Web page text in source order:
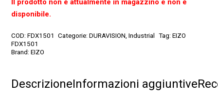
Il prodotto non è attualmente in magazzino e non è
disponibile.
COD: FDX1501 Categorie: DURAVISION Industrial Tag: EIZO
FDX1501
Brand: EIZO
DescrizioneInformazioni aggiuntive